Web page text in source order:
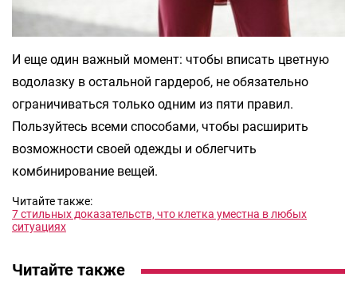
И еще один важный момент: чтобы вписать цветную
водолазку в остальной гардероб, не обязательно
ограничиваться только одним из пяти правил.
Пользуйтесь всеми способами, чтобы расширить
возможности своей одежды и облегчить
комбинирование вещей.
Читайте также:
7 стильных доказательств, что клетка уместна в любых
ситуациях
Читайте также